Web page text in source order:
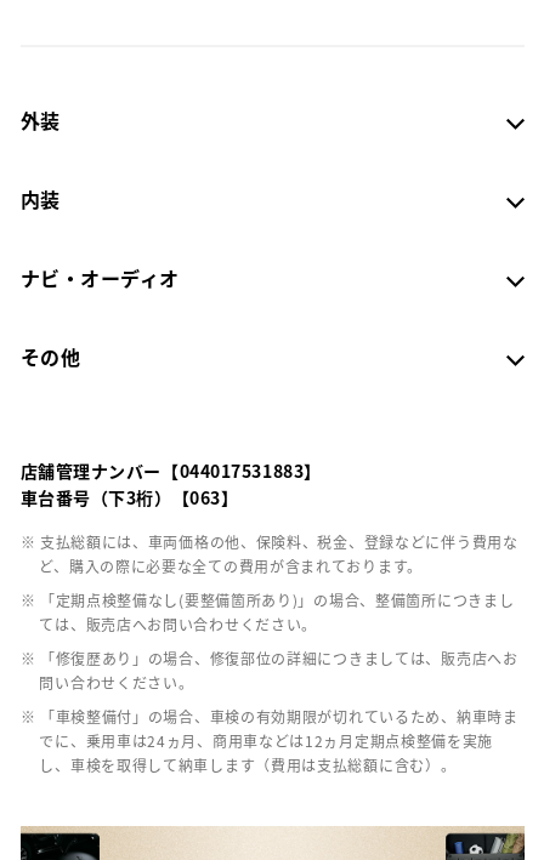
外装
内装
ナビ・オーディオ
その他
店舗管理ナンバー【044017531883】
車台番号（下3桁）【063】
※ 支払総額には、車両価格の他、保険料、税金、登録などに伴う費用な
ど、購入の際に必要な全ての費用が含まれております。
※ 「定期点検整備なし(要整備箇所あり)」の場合、整備箇所につきまし
ては、販売店へお問い合わせください。
※ 「修復歴あり」の場合、修復部位の詳細につきましては、販売店へお
問い合わせください。
※ 「車検整備付」の場合、車検の有効期限が切れているため、納車時ま
でに、乗用車は24ヵ月、商用車などは12ヵ月定期点検整備を実施
し、車検を取得して納車します（費用は支払総額に含む）。